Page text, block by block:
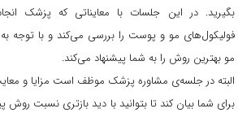
بگیرید. در این جلسات با معایناتی که پزشک
فولیکول‌های مو و پوست را بررسی می‌کند و با توجه به
مو بهترین روش را به شما پیشنهاد می‌کند.
البته در جلسه‌ی مشاوره پزشک موظف است مزایا و
برای شما بیان کند تا بتوانید با دید بازتری نسبت روش